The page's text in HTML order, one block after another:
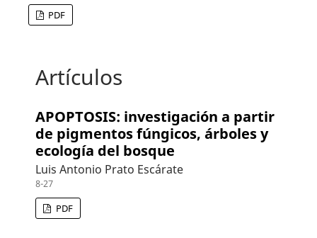
PDF
Artículos
APOPTOSIS: investigación a partir
de pigmentos fúngicos, árboles y
ecología del bosque
Luis Antonio Prato Escárate
8-27
PDF